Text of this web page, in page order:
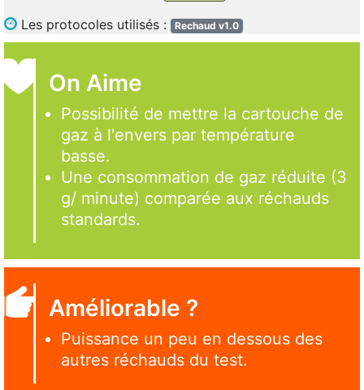
Les protocoles utilisés : Rechaud v1.0
On Aime
Possibilité de mettre la cartouche de
gaz à l'envers par température
basse.
Une consommation de gaz réduite (3
g/ minute) comparée aux réchauds
standards.
Améliorable ?
Puissance un peu en dessous des
autres réchauds du test.